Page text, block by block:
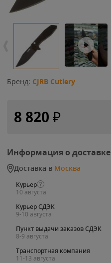
Бренд: CJRB Cutlery
8 820 ₽
Информация о доставке
Доставка в Москва
Курьер
10 августа
Курьер СДЭК
9-10 августа
Пункт выдачи заказов СДЭК
8-9 августа
Транспортная компания
11-13 августа